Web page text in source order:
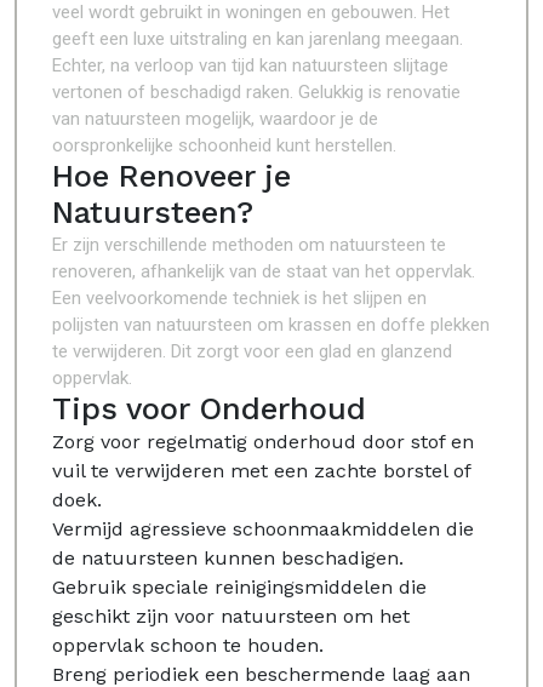
veel wordt gebruikt in woningen en gebouwen. Het
geeft een luxe uitstraling en kan jarenlang meegaan.
Echter, na verloop van tijd kan natuursteen slijtage
vertonen of beschadigd raken. Gelukkig is renovatie
van natuursteen mogelijk, waardoor je de
oorspronkelijke schoonheid kunt herstellen.
Hoe Renoveer je
Natuursteen?
Er zijn verschillende methoden om natuursteen te
renoveren, afhankelijk van de staat van het oppervlak.
Een veelvoorkomende techniek is het slijpen en
polijsten van natuursteen om krassen en doffe plekken
te verwijderen. Dit zorgt voor een glad en glanzend
oppervlak.
Tips voor Onderhoud
Zorg voor regelmatig onderhoud door stof en
vuil te verwijderen met een zachte borstel of
doek.
Vermijd agressieve schoonmaakmiddelen die
de natuursteen kunnen beschadigen.
Gebruik speciale reinigingsmiddelen die
geschikt zijn voor natuursteen om het
oppervlak schoon te houden.
Breng periodiek een beschermende laag aan